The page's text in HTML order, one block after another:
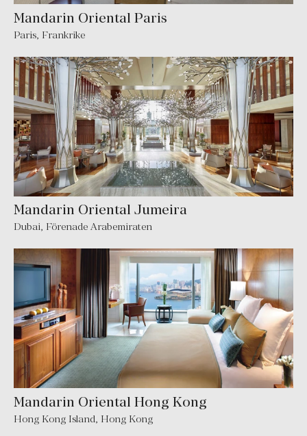
Mandarin Oriental Paris
Paris, Frankrike
Mandarin Oriental Jumeira
Dubai, Förenade Arabemiraten
Mandarin Oriental Hong Kong
Hong Kong Island, Hong Kong